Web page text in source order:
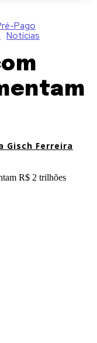
Pago
Notícias
Gisch Ferreira